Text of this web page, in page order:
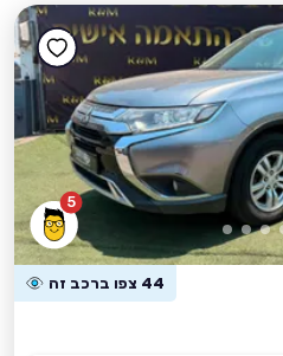
5
44 צפו ברכב זה